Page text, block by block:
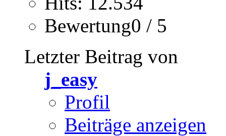
Bewertung0 / 5
Letzter Beitrag von
j_easy
Profil
Beiträge anzeigen